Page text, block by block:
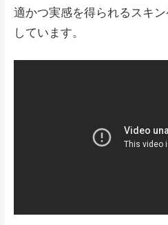
適かつ実感を得られるスキ
しています。